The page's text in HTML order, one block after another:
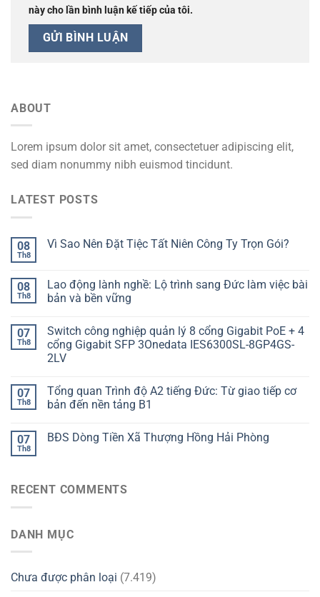
này cho lần bình luận kế tiếp của tôi.
ABOUT
Lorem ipsum dolor sit amet, consectetuer adipiscing elit,
sed diam nonummy nibh euismod tincidunt.
LATEST POSTS
08
Th8
Vì Sao Nên Đặt Tiệc Tất Niên Công Ty Trọn Gói?
08
Th8
Lao động lành nghề: Lộ trình sang Đức làm việc bài
bản và bền vững
07
Th8
Switch công nghiệp quản lý 8 cổng Gigabit PoE + 4
cổng Gigabit SFP 3Onedata IES6300SL-8GP4GS-
2LV
07
Th8
Tổng quan Trình độ A2 tiếng Đức: Từ giao tiếp cơ
bản đến nền tảng B1
07
Th8
BĐS Dòng Tiền Xã Thượng Hồng Hải Phòng
RECENT COMMENTS
DANH MỤC
Chưa được phân loại (7.419)